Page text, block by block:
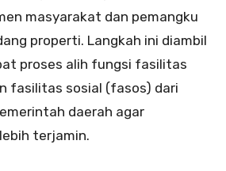
masyarakat dan pemangku
properti. Langkah ini diambil
proses alih fungsi fasilitas
fasilitas sosial (fasos) dari
daerah agar
terjamin.